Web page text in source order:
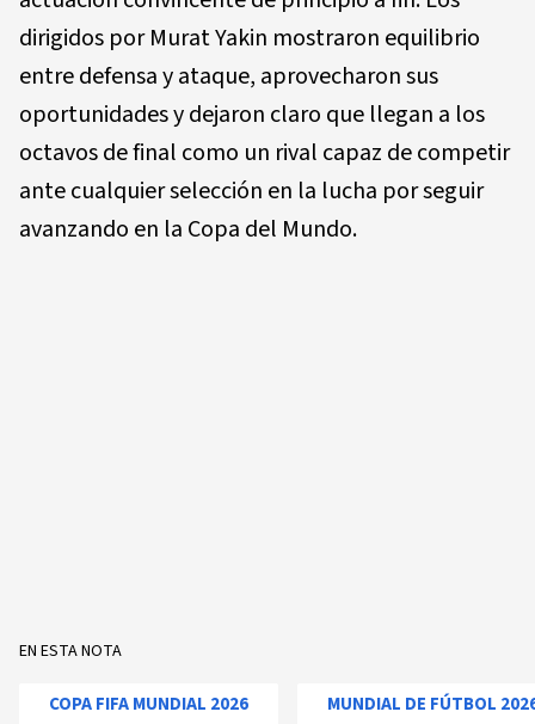
dirigidos por Murat Yakin mostraron equilibrio
entre defensa y ataque, aprovecharon sus
oportunidades y dejaron claro que llegan a los
octavos de final como un rival capaz de competir
ante cualquier selección en la lucha por seguir
avanzando en la Copa del Mundo.
EN ESTA NOTA
COPA FIFA MUNDIAL 2026 MUNDIAL DE FÚTBOL